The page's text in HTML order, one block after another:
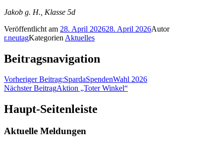
Jakob g. H., Klasse 5d
Veröffentlicht am 28. April 202628. April 2026Autor
r.neutagKategorien Aktuelles
Beitragsnavigation
Vorheriger Beitrag:SpardaSpendenWahl 2026
Nächster BeitragAktion „Toter Winkel“
Haupt-Seitenleiste
Aktuelle Meldungen